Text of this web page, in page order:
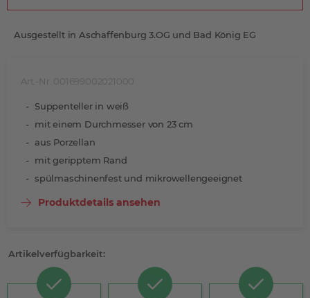
Art.-Nr. 001699002021000
Suppenteller in weiß
mit einem Durchmesser von 23 cm
aus Porzellan
mit geripptem Rand
spülmaschinenfest und mikrowellengeeignet
Produktdetails ansehen
Artikelverfügbarkeit:
Ausgestellt in Aschaffenburg 3.OG und Bad König EG